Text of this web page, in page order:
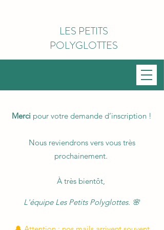
LES PETITS
POLYGLOTTES
Merci pour votre demande d’inscription !
Nous reviendrons vers vous très
prochainement.
À très bientôt,
L'équipe Les Petits Polyglottes. 🌸